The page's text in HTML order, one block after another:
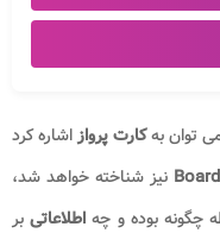
توان بهکارت پروازاشاره کرد
نیز شناخته خواهد شد،
چگونه بوده و چه اطلاعاتیبر